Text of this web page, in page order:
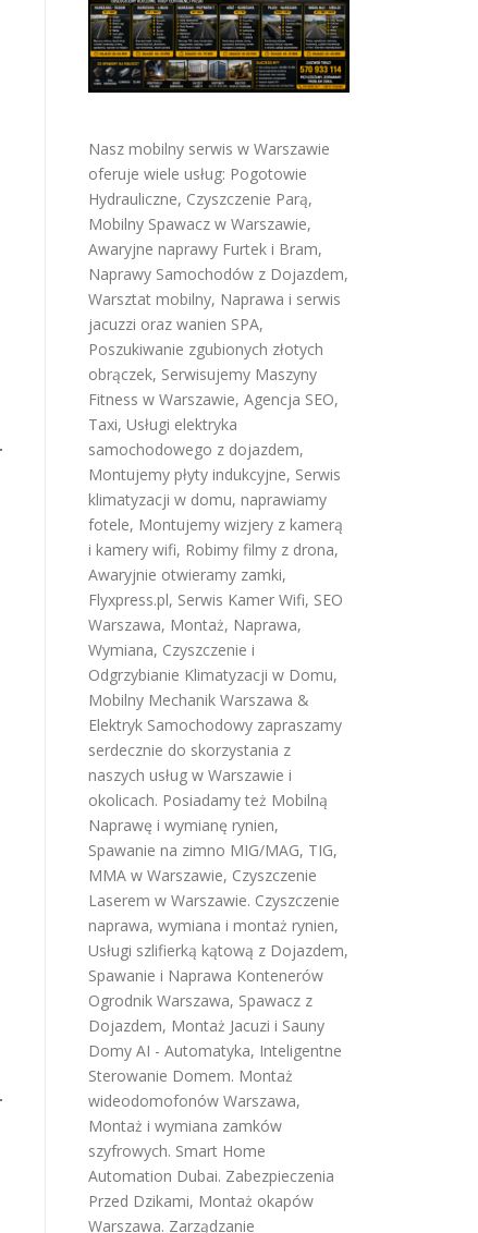
Nasz mobilny serwis w Warszawie
oferuje wiele usług: Pogotowie
Hydrauliczne, Czyszczenie Parą,
Mobilny Spawacz w Warszawie,
Awaryjne naprawy Furtek i Bram,
Naprawy Samochodów z Dojazdem,
Warsztat mobilny, Naprawa i serwis
jacuzzi oraz wanien SPA,
Poszukiwanie zgubionych złotych
obrączek, Serwisujemy Maszyny
Fitness w Warszawie, Agencja SEO,
Taxi, Usługi elektryka
samochodowego z dojazdem,
Montujemy płyty indukcyjne, Serwis
klimatyzacji w domu, naprawiamy
fotele, Montujemy wizjery z kamerą
i kamery wifi, Robimy filmy z drona,
Awaryjnie otwieramy zamki,
Flyxpress.pl, Serwis Kamer Wifi, SEO
Warszawa, Montaż, Naprawa,
Wymiana, Czyszczenie i
Odgrzybianie Klimatyzacji w Domu,
Mobilny Mechanik Warszawa &
Elektryk Samochodowy zapraszamy
serdecznie do skorzystania z
naszych usług w Warszawie i
okolicach. Posiadamy też Mobilną
Naprawę i wymianę rynien,
Spawanie na zimno MIG/MAG, TIG,
MMA w Warszawie, Czyszczenie
Laserem w Warszawie. Czyszczenie
naprawa, wymiana i montaż rynien,
Usługi szlifierką kątową z Dojazdem,
Spawanie i Naprawa Kontenerów
Ogrodnik Warszawa, Spawacz z
Dojazdem, Montaż Jacuzi i Sauny
Domy AI - Automatyka, Inteligentne
Sterowanie Domem. Montaż
wideodomofonów Warszawa,
Montaż i wymiana zamków
szyfrowych. Smart Home
Automation Dubai. Zabezpieczenia
Przed Dzikami, Montaż okapów
Warszawa. Zarządzanie